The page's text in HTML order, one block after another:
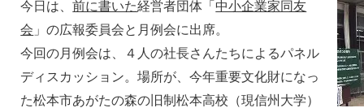
今日は、前に書いた経営者団体「 中小企業家同友
会 」の広報委員会と月例会に出席。
今回の月例会は、４人の社長さんたちによるパネル
ディスカッション。場所が、今年重要文化財になっ
た松本市あがたの森の旧制松本高校（現信州大学）